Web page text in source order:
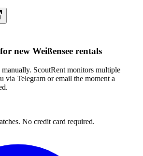
new Weißensee rentals
ScoutRent monitors multiple
via Telegram or email the moment a
No credit card required.